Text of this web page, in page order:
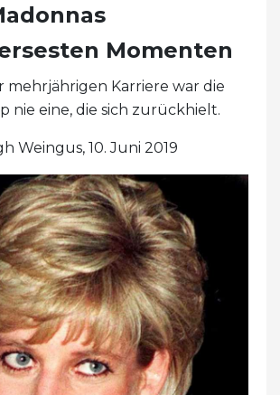
Momenten
mehrjährigen Karriere war die
nie eine, die sich zurückhielt.
Weingus, 10. Juni 2019